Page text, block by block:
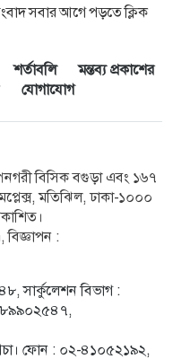
সবার আগে পড়তে ক্লিক
শর্তাবলি
মন্তব্য প্রকাশের
যোগাযোগ
বিসিক বগুড়া এবং ১৬৭
মতিঝিল, ঢাকা-১০০০
:
সার্কুলেশন বিভাগ :
ফোন : ০২-৪১০৫২১৯২,